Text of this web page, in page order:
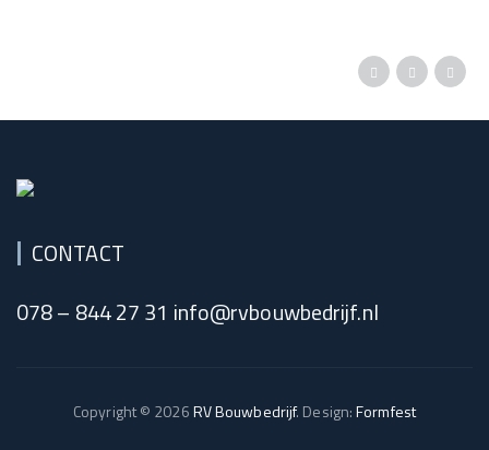
CONTACT
078 – 844 27 31 info@rvbouwbedrijf.nl
Copyright © 2026RV Bouwbedrijf. Design:Formfest